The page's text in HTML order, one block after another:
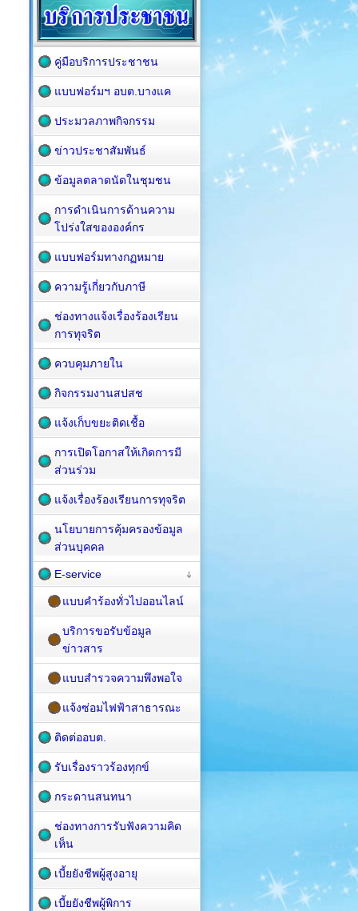
คู่มือบริการประชาชน
แบบฟอร์มฯ อบต.บางแค
ประมวลภาพกิจกรรม
ข่าวประชาสัมพันธ์
ข้อมูลตลาดนัดในชุมชน
การดำเนินการด้านความ
โปร่งใสขององค์กร
แบบฟอร์มทางกฏหมาย
ความรู้เกี่ยวกับภาษี
ช่องทางแจ้งเรื่องร้องเรียน
การทุจริต
ควบคุมภายใน
กิจกรรมงานสปสช
แจ้งเก็บขยะติดเชื้อ
การเปิดโอกาสให้เกิดการมี
ส่วนร่วม
แจ้งเรื่องร้องเรียนการทุจริต
นโยบายการคุ้มครองข้อมูล
ส่วนบุคคล
E-service
แบบคำร้องทั่วไปออนไลน์
บริการขอรับข้อมูล
ข่าวสาร
แบบสำรวจความพึงพอใจ
แจ้งซ่อมไฟฟ้าสาธารณะ
ติดต่ออบต.
รับเรื่องราวร้องทุกข์
กระดานสนทนา
ช่องทางการรับฟังความคิด
เห็น
เบี้ยยังชีพผู้สูงอายุ
เบี้ยยังชีพผู้พิการ